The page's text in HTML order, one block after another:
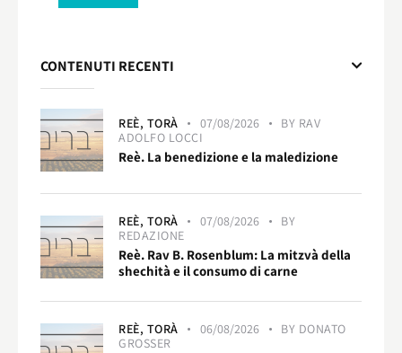
CONTENUTI RECENTI
REÈ, TORÀ 07/08/2026 BY RAV
ADOLFO LOCCI
Reè. La benedizione e la maledizione
REÈ, TORÀ 07/08/2026
BY
REDAZIONE
Reè. Rav B. Rosenblum: La mitzvà della
shechità e il consumo di carne
REÈ, TORÀ 06/08/2026 BY DONATO
GROSSER